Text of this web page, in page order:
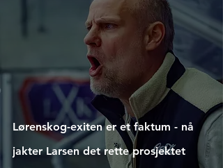
Lørenskog-exiten er et faktum - nå
jakter Larsen det rette prosjektet